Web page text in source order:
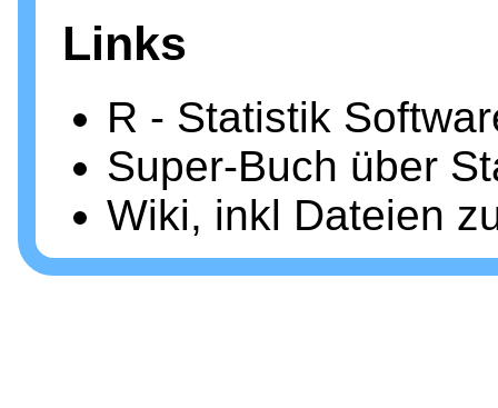
Links
R - Statistik
Super-Buch über
Wiki, inkl Dateien